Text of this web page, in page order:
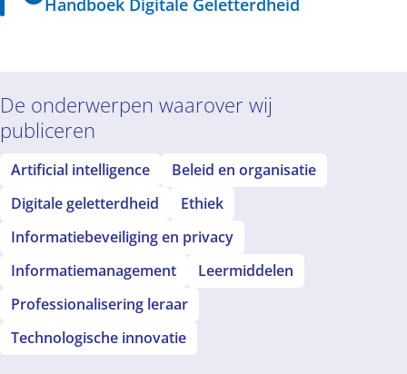
Handboek Digitale Geletterdheid
De onderwerpen waarover wij
publiceren
Artificial intelligence
Beleid en organisatie
Digitale geletterdheid
Ethiek
Informatiebeveiliging en privacy
Informatiemanagement
Leermiddelen
Professionalisering leraar
Technologische innovatie